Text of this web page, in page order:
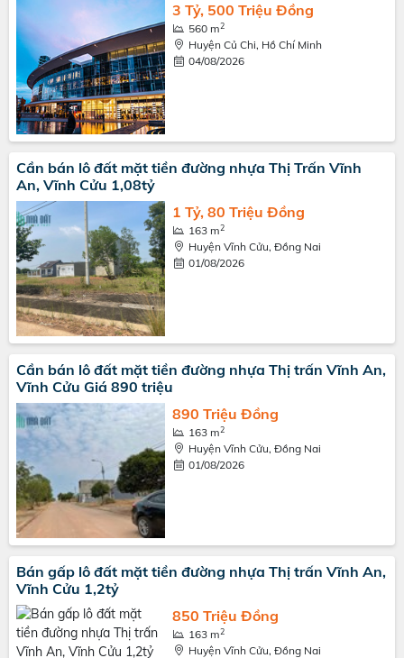
3 Tỷ, 500 Triệu Đồng
560 m2
Huyện Củ Chi, Hồ Chí Minh
04/08/2026
Cần bán lô đất mặt tiền đường nhựa Thị Trấn Vĩnh
An, Vĩnh Cửu 1,08tỷ
1 Tỷ, 80 Triệu Đồng
163 m2
Huyện Vĩnh Cửu, Đồng Nai
01/08/2026
Cần bán lô đất mặt tiền đường nhựa Thị trấn Vĩnh An,
Vĩnh Cửu Giá 890 triệu
890 Triệu Đồng
163 m2
Huyện Vĩnh Cửu, Đồng Nai
01/08/2026
Bán gấp lô đất mặt tiền đường nhựa Thị trấn Vĩnh An,
Vĩnh Cửu 1,2tỷ
850 Triệu Đồng
163 m2
Huyện Vĩnh Cửu, Đồng Nai